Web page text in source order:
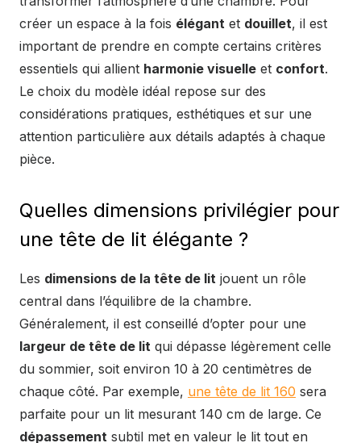
créer un espace à la fois élégant et douillet, il est
important de prendre en compte certains critères
essentiels qui allient harmonie visuelle et confort.
Le choix du modèle idéal repose sur des
considérations pratiques, esthétiques et sur une
attention particulière aux détails adaptés à chaque
pièce.
Quelles dimensions privilégier pour
une tête de lit élégante ?
Les dimensions de la tête de lit jouent un rôle
central dans l’équilibre de la chambre.
Généralement, il est conseillé d’opter pour une
largeur de tête de lit qui dépasse légèrement celle
du sommier, soit environ 10 à 20 centimètres de
chaque côté. Par exemple, une tête de lit 160 sera
parfaite pour un lit mesurant 140 cm de large. Ce
dépassement subtil met en valeur le lit tout en